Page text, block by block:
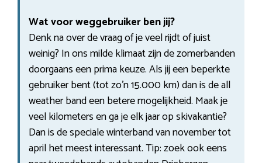
Wat voor weggebruiker ben jij?
Denk na over de vraag of je veel rijdt of juist
weinig? In ons milde klimaat zijn de zomerbanden
doorgaans een prima keuze. Als jij een beperkte
gebruiker bent (tot zo’n 15.000 km) dan is de all
weather band een betere mogelijkheid. Maak je
veel kilometers en ga je elk jaar op skivakantie?
Dan is de speciale winterband van november tot
april het meest interessant. Tip: zoek ook eens